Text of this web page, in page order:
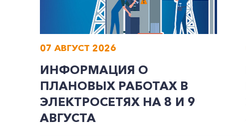
07 АВГУСТ 2026
ИНФОРМАЦИЯ О
ПЛАНОВЫХ РАБОТАХ В
ЭЛЕКТРОСЕТЯХ НА 8 И 9
АВГУСТА